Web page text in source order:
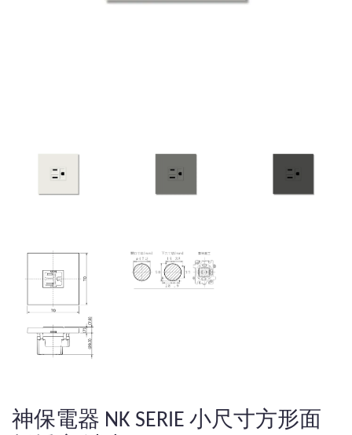
神保電器 NK SERIE 小尺寸方形面